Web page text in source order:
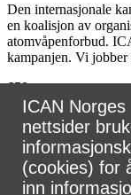
Den internasjonale
en koalisjon av
atomvåpenforbud.
kampanjen. Vi
650partnere
107land
ICAN Norges
nettsider
(cookies) for
inn